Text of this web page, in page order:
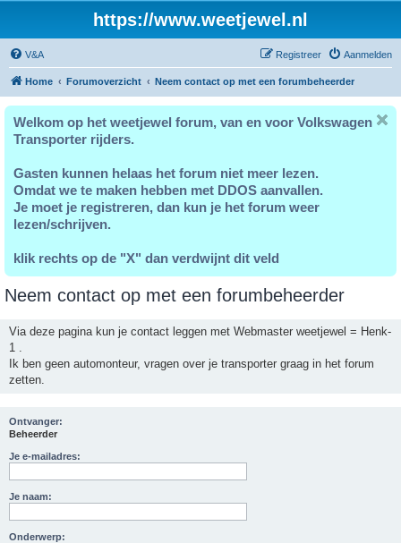
https://www.weetjewel.nl
V&A Aanmelden
Registreer
Home Forumoverzicht Neem contact op met een forumbeheerder
Welkom op het weetjewel forum, van en voor Volkswagen
Transporter rijders.
Gasten kunnen helaas het forum niet meer lezen.
Omdat we te maken hebben met DDOS aanvallen.
Je moet je registreren, dan kun je het forum weer
lezen/schrijven.
klik rechts op de "X" dan verdwijnt dit veld
Neem contact op met een forumbeheerder
Via deze pagina kun je contact leggen met Webmaster weetjewel = Henk-
1 .
Ik ben geen automonteur, vragen over je transporter graag in het forum
zetten.
Ontvanger:
Beheerder
Je e-mailadres:
Je naam:
Onderwerp: